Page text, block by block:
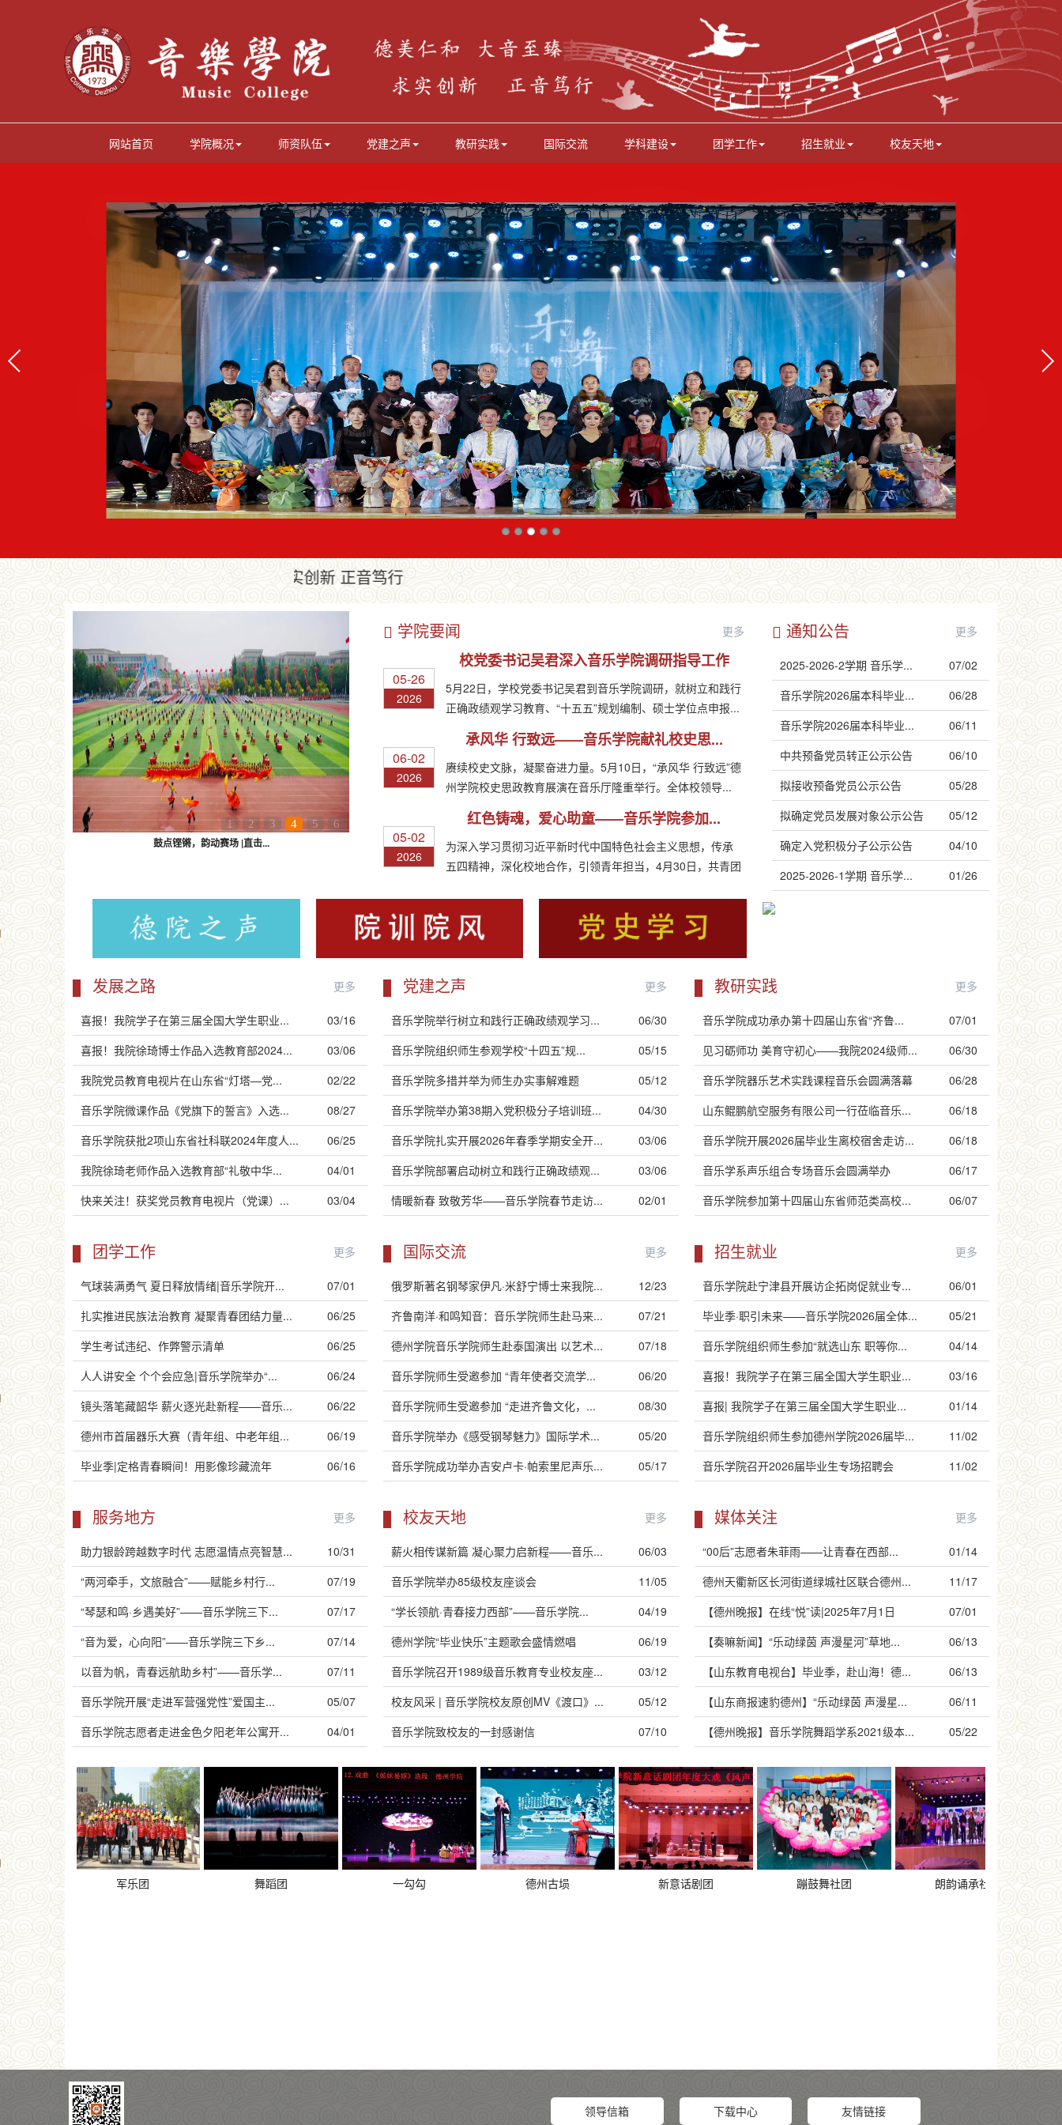
网站首页 学院概况 师资队伍 党建之声 教研实践 国际交流 学科建设 团学工作 招生就业 校友天地
德美仁和 大音至臻 院风：求实创新 正音笃行
1 2 3 4 5 6
鼓点铿锵，韵动赛场 |直击...
学院要闻 更多
05-26
2026
校党委书记吴君深入音乐学院调研指导工作
5月22日，学校党委书记吴君到音乐学院调研，就树立和践行
正确政绩观学习教育、“十五五”规划编制、硕士学位点申报...
06-02
2026
承风华 行致远——音乐学院献礼校史思...
赓续校史文脉，凝聚奋进力量。5月10日，“承风华 行致远”德
州学院校史思政教育展演在音乐厅隆重举行。全体校领导...
05-02
2026
红色铸魂，爱心助童——音乐学院参加...
为深入学习贯彻习近平新时代中国特色社会主义思想，传承
五四精神，深化校地合作，引领青年担当，4月30日，共青团
通知公告 更多
2025-2026-2学期 音乐学...
07/02
音乐学院2026届本科毕业...
06/28
音乐学院2026届本科毕业...
06/11
中共预备党员转正公示公告
06/10
拟接收预备党员公示公告
05/28
拟确定党员发展对象公示公告
05/12
确定入党积极分子公示公告
04/10
2025-2026-1学期 音乐学...
01/26
发展之路 更多
喜报！我院学子在第三届全国大学生职业...
03/16
喜报！我院徐琦博士作品入选教育部2024...
03/06
我院党员教育电视片在山东省“灯塔—党...
02/22
音乐学院微课作品《党旗下的誓言》入选...
08/27
音乐学院获批2项山东省社科联2024年度人...
06/25
我院徐琦老师作品入选教育部“礼敬中华...
04/01
快来关注！获奖党员教育电视片（党课）...
03/04
党建之声 更多
音乐学院举行树立和践行正确政绩观学习...
06/30
音乐学院组织师生参观学校“十四五”规...
05/15
音乐学院多措并举为师生办实事解难题
05/12
音乐学院举办第38期入党积极分子培训班...
04/30
音乐学院扎实开展2026年春季学期安全开...
03/06
音乐学院部署启动树立和践行正确政绩观...
03/06
情暖新春 致敬芳华——音乐学院春节走访...
02/01
教研实践 更多
音乐学院成功承办第十四届山东省“齐鲁...
07/01
见习砺师功 美育守初心——我院2024级师...
06/30
音乐学院器乐艺术实践课程音乐会圆满落幕
06/28
山东鲲鹏航空服务有限公司一行莅临音乐...
06/18
音乐学院开展2026届毕业生离校宿舍走访...
06/18
音乐学系声乐组合专场音乐会圆满举办
06/17
音乐学院参加第十四届山东省师范类高校...
06/07
团学工作 更多
气球装满勇气 夏日释放情绪|音乐学院开...
07/01
扎实推进民族法治教育 凝聚青春团结力量...
06/25
学生考试违纪、作弊警示清单
06/25
人人讲安全 个个会应急|音乐学院举办“...
06/24
镜头落笔藏韶华 薪火逐光赴新程——音乐...
06/22
德州市首届器乐大赛（青年组、中老年组...
06/19
毕业季|定格青春瞬间！用影像珍藏流年
06/16
国际交流 更多
俄罗斯著名钢琴家伊凡·米舒宁博士来我院...
12/23
齐鲁南洋·和鸣知音：音乐学院师生赴马来...
07/21
德州学院音乐学院师生赴泰国演出 以艺术...
07/18
音乐学院师生受邀参加 “青年使者交流学...
06/20
音乐学院师生受邀参加 “走进齐鲁文化，...
08/30
音乐学院举办《感受钢琴魅力》国际学术...
05/20
音乐学院成功举办吉安卢卡·帕索里尼声乐...
05/17
招生就业 更多
音乐学院赴宁津县开展访企拓岗促就业专...
06/01
毕业季·职引未来——音乐学院2026届全体...
05/21
音乐学院组织师生参加“就选山东 职等你...
04/14
喜报！我院学子在第三届全国大学生职业...
03/16
喜报| 我院学子在第三届全国大学生职业...
01/14
音乐学院组织师生参加德州学院2026届毕...
11/02
音乐学院召开2026届毕业生专场招聘会
11/02
服务地方 更多
助力银龄跨越数字时代 志愿温情点亮智慧...
10/31
“两河牵手，文旅融合”——赋能乡村行...
07/19
“琴瑟和鸣·乡遇美好”——音乐学院三下...
07/17
“音为爱，心向阳”——音乐学院三下乡...
07/14
以音为帆，青春远航助乡村”——音乐学...
07/11
音乐学院开展“走进军营强党性”爱国主...
05/07
音乐学院志愿者走进金色夕阳老年公寓开...
04/01
校友天地 更多
薪火相传谋新篇 凝心聚力启新程——音乐...
06/03
音乐学院举办85级校友座谈会
11/05
“学长领航·青春接力西部”——音乐学院...
04/19
德州学院“毕业快乐”主题歌会盛情燃唱
06/19
音乐学院召开1989级音乐教育专业校友座...
03/12
校友风采 | 音乐学院校友原创MV《渡口》...
05/12
音乐学院致校友的一封感谢信
07/10
媒体关注 更多
“00后”志愿者朱菲雨——让青春在西部...
01/14
德州天衢新区长河街道绿城社区联合德州...
11/17
【德州晚报】在线“悦”读|2025年7月1日
07/01
【奏嘛新闻】“乐动绿茵 声漫星河”草地...
06/13
【山东教育电视台】毕业季，赴山海！德...
06/13
【山东商报速豹德州】“乐动绿茵 声漫星...
06/11
【德州晚报】音乐学院舞蹈学系2021级本...
05/22
新意话剧团 蹦鼓舞社团 朗韵诵承社 “德之韵”
领导信箱 下载中心 友情链接